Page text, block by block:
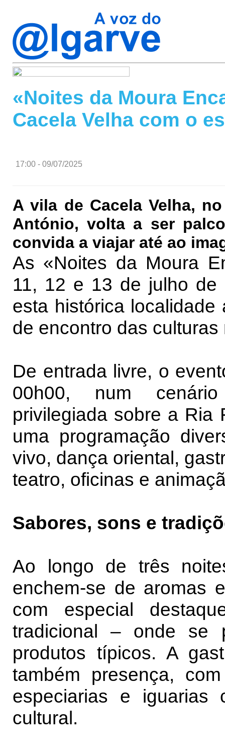
«Noites da Moura
Cacela Velha com o
17:00 - 09/07/2025
A vila de Cacela Velha,
António, volta a ser
convida a viajar até ao
As «Noites da Moura
11, 12 e 13 de julho de
esta histórica
de encontro das
De entrada livre, o
00h00, num
privilegiada sobre a Ria
uma programação
vivo, dança oriental,
teatro, oficinas e
Sabores, sons e
Ao longo de três
enchem-se de aromas
com especial
tradicional – onde se
produtos típicos. A
também presença,
especiarias e iguarias
cultural.